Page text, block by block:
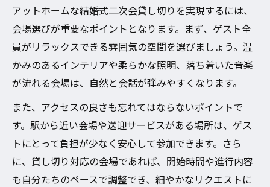
アットホームな結婚式二次会貸し切りを実現するには、
会場選びが重要なポイントとなります。まず、ゲスト全
員がリラックスできる雰囲気の空間を選びましょう。温
かみのあるインテリアや柔らかな照明、落ち着いた音楽
が流れる会場は、自然と会話が弾みやすくなります。
また、アクセスの良さも忘れてはならないポイントで
す。駅から近い会場や送迎サービスがある場所は、ゲス
トにとって負担が少なく安心して参加できます。さら
に、貸し切り対応の会場であれば、開始時間や進行内容
も自分たちのペースで調整でき、細やかなリクエストに